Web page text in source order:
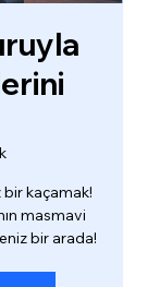
bir kaçamak!
masmavi
bir arada!